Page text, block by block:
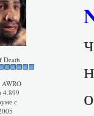
Death
4.899
с